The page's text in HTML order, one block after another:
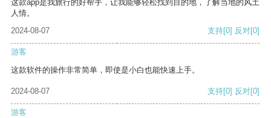
这款app是我旅行的好帮手，让我能够轻松找到目的地，了解当地的风土
人情。
2024-08-07
支持[0] 反对[0]
游客
这款软件的操作非常简单，即使是小白也能快速上手。
2024-08-07 支持[0] 反对[0]
游客